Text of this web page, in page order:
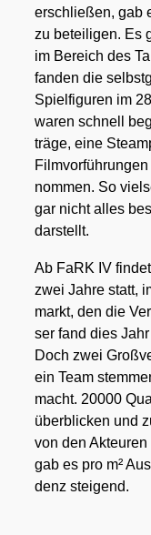
erschlie­ßen, gab
zu betei­li­gen. Es
im Bereich des
fan­den die
Spiel­fi­gu­ren im
waren schnell
trä­ge, eine
nom­men. So
gar nicht alles
dar­stellt.
Ab FaRK IV
zwei Jah­re statt,
markt, den die
ser fand dies
Doch zwei
ein Team
macht. 20000
über­bli­cken und
von den
gab es pro m²
denz stei­gend.